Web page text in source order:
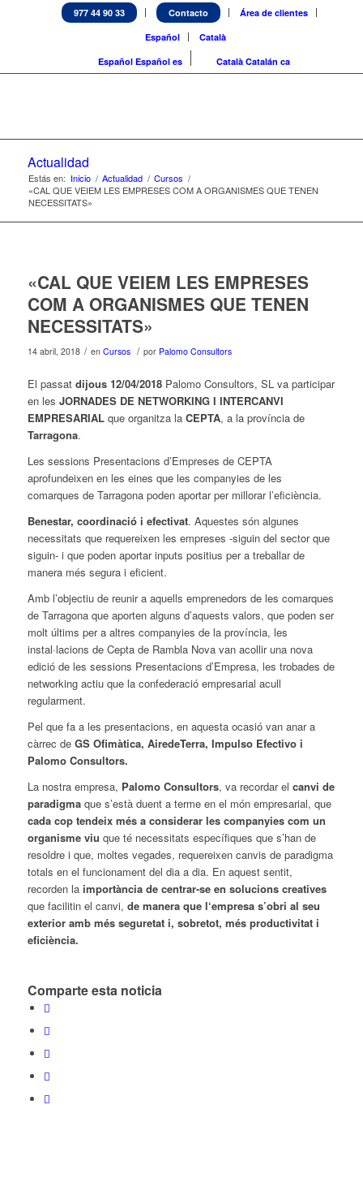
977 44 90 33 Contacto
Área de clientes
Español
Català
Español Español es Català Catalán ca
Actualidad
Estás en: Inicio / Actualidad / Cursos /
«CAL QUE VEIEM LES EMPRESES COM A ORGANISMES QUE TENEN
NECESSITATS»
«CAL QUE VEIEM LES EMPRESES
COM A ORGANISMES QUE TENEN
NECESSITATS»
14 abril, 2018 / en Cursos / por Palomo Consultors
El passat dijous 12/04/2018Palomo Consultors, SL va participar
en les JORNADES DE NETWORKING I INTERCANVI
EMPRESARIALque organitza la CEPTA, a la província de
Tarragona.
Les sessions Presentacions d’Empreses de CEPTA
aprofundeixen en les eines que les companyies de les
comarques de Tarragona poden aportar per millorar l’eficiència.
Benestar, coordinació i efectivat. Aquestes són algunes
necessitats que requereixen les empreses -siguin del sector que
siguin- i que poden aportar inputs positius per a treballar de
manera més segura i eficient.
Amb l’objectiu de reunir a aquells emprenedors de les comarques
de Tarragona que aporten alguns d’aquests valors, que poden ser
molt últims per a altres companyies de la província, les
instal·lacions de Cepta de Rambla Nova van acollir una nova
edició de les sessions Presentacions d’Empresa, les trobades de
networking actiu que la confederació empresarial acull
regularment.
Pel que fa a les presentacions, en aquesta ocasió van anar a
càrrec deGS Ofimàtica, AiredeTerra, Impulso Efectivo i
Palomo Consultors.
La nostra empresa, Palomo Consultors, va recordar el canvi de
paradigmaque s’està duent a terme en el món empresarial, que
cada cop tendeix més a considerar les companyies com un
organisme viu que té necessitats específiques que s’han de
resoldre i que, moltes vegades, requereixen canvis de paradigma
totals en el funcionament del dia a dia. En aquest sentit,
recorden la importància de centrar-se en solucions creatives
que facilitin el canvi, de manera que l‘empresa s’obri al seu
exterior amb més seguretat i, sobretot, més productivitat i
eficiència.
Comparte esta noticia